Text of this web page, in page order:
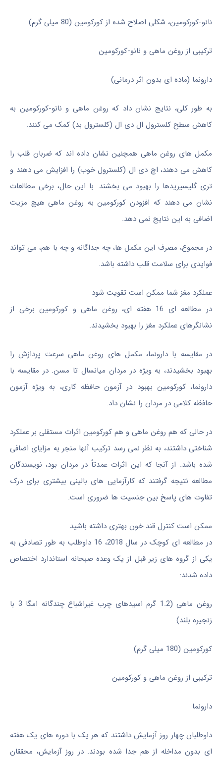
نانو-کورکومین، شکلی اصلاح شده از کورکومین (80 میلی گرم)
ترکیبی از روغن ماهی و نانو-کورکومین
دارونما (ماده ای بدون اثر درمانی)
به طور کلی، نتایج نشان داد که روغن ماهی و نانو-کورکومین به
کاهش سطح کلسترول ال دی ال (کلسترول بد) کمک می کنند.
مکمل های روغن ماهی همچنین نشان داده اند که ضربان قلب را
کاهش می دهند، اچ دی ال (کلسترول خوب) را افزایش می دهند و
تری گلیسیریدها را بهبود می بخشند. با این حال، برخی مطالعات
نشان می دهند که افزودن کورکومین به روغن ماهی هیچ مزیت
اضافی به این نتایج نمی دهد.
در مجموع، مصرف این مکمل ها، چه جداگانه و چه با هم، می تواند
فوایدی برای سلامت قلب داشته باشد.
عملکرد مغز شما ممکن است تقویت شود
در مطالعه ای 16 هفته ای، روغن ماهی و کورکومین برخی از
نشانگرهای عملکرد مغز را بهبود بخشیدند.
در مقایسه با دارونما، مکمل های روغن ماهی سرعت پردازش را
بهبود بخشیدند، به ویژه در مردان میانسال تا مسن. در مقایسه با
دارونما، کورکومین بهبود در آزمون حافظه کاری، به ویژه آزمون
حافظه کلامی در مردان را نشان داد.
در حالی که هم روغن ماهی و هم کورکومین اثرات مستقلی بر عملکرد
شناختی داشتند، به نظر نمی رسد ترکیب آنها منجر به مزایای اضافی
شده باشد. از آنجا که این اثرات عمدتاً در مردان بود، نویسندگان
مطالعه نتیجه گرفتند که کارآزمایی های بالینی بیشتری برای درک
تفاوت های پاسخ بین جنسیت ها ضروری است.
ممکن است کنترل قند خون بهتری داشته باشید
در مطالعه ای کوچک در سال 2018، 16 داوطلب به طور تصادفی به
یکی از گروه های زیر قبل از یک وعده صبحانه استاندارد اختصاص
داده شدند:
روغن ماهی (1.2 گرم اسیدهای چرب غیراشباع چندگانه امگا 3 با
زنجیره بلند)
کورکومین (180 میلی گرم)
ترکیبی از روغن ماهی و کورکومین
دارونما
داوطلبان چهار روز آزمایش داشتند که هر یک با دوره های یک هفته
ای بدون مداخله از هم جدا شده بودند. در روز آزمایش، محققان